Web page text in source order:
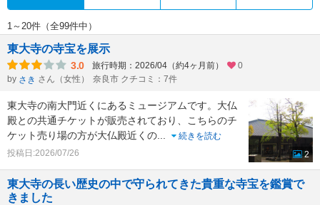
1～20件（全99件中）
東大寺の寺宝を展示
3.0 旅行時期：2026/04（約4ヶ月前）
0
by さき さん（女性） 奈良市 クチコミ：7件
東大寺の南大門近くにあるミュージアムです。大仏
殿との共通チケットが販売されており、こちらのチ
ケット売り場の方が大仏殿近くの
続きを読む
投稿日:2026/07/26
2
東大寺の長い歴史の中で守られてきた貴重な寺宝を鑑賞で
きました